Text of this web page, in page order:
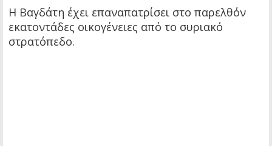
Η Βαγδάτη έχει επαναπατρίσει στο παρελθόν
εκατοντάδες οικογένειες από το συριακό
στρατόπεδο.